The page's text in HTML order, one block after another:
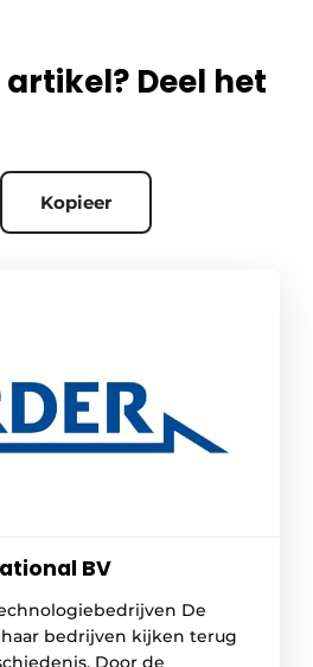
Deel het
Kopieer
BV
De
bedrijven kijken terug
Door de